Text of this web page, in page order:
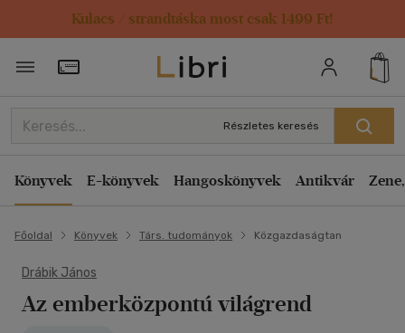
Kulacs / strandtáska most csak 1499 Ft!
Törzsvásárlói Kártya adatai
Részletes keresés
Könyvek E-könyvek Hangoskönyvek Antikvár
Főoldal Könyvek Társ. tudományok Közgazdaságtan
Drábik János
Az emberközpontú világrend